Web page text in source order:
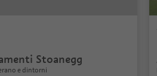
Stoanegg
e dintorni